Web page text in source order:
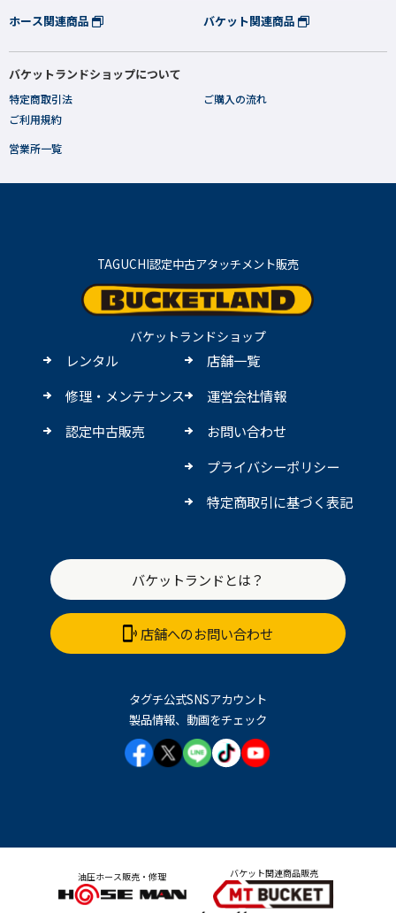
ホース関連商品 バケット関連商品
バケットランドショップについて
特定商取引法
ご利用規約
ご購入の流れ
営業所一覧
TAGUCHI認定中古アタッチメント販売
バケットランドショップ
レンタル
修理・メンテナンス
認定中古販売
店舗一覧
運営会社情報
お問い合わせ
プライバシーポリシー
特定商取引に基づく表記
バケットランドとは？
店舗へのお問い合わせ
タグチ公式SNSアカウント
製品情報、動画をチェック
油圧ホース販売・修理 バケット関連商品販売